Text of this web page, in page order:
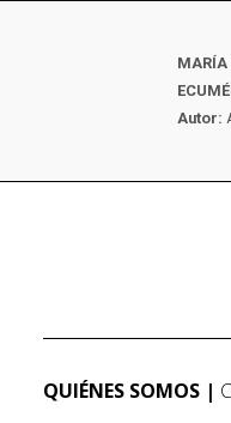
MARÍA
Autor:
QUIÉNES SOMOS